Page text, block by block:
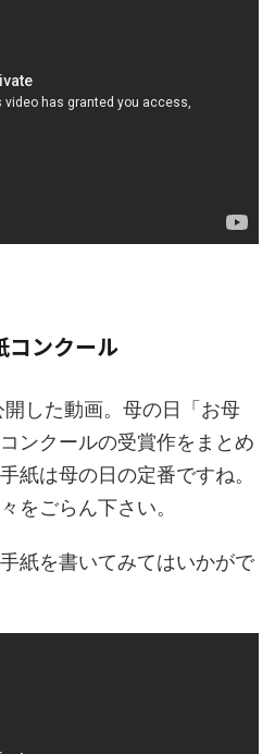
コンクール
した動画。母の日「お母
ンクールの受賞作をまとめ
紙は母の日の定番ですね。
をごらん下さい。
紙を書いてみてはいかがで